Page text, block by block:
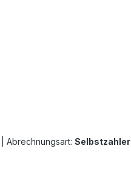
Abrechnungsart: Selbstzahler